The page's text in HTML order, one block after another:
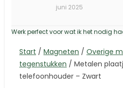
juni 2025
Werk perfect voor wat ik het nodig
Start / Magneten / Overige
tegenstukken / Metalen
telefoonhouder – Zwart